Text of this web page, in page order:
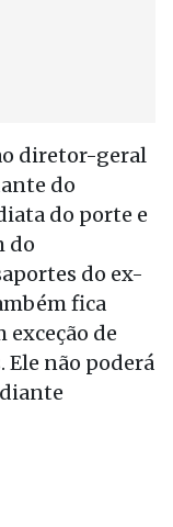
diretor-geral
do
do porte e
do
do ex-
fica
exceção de
Ele não poderá